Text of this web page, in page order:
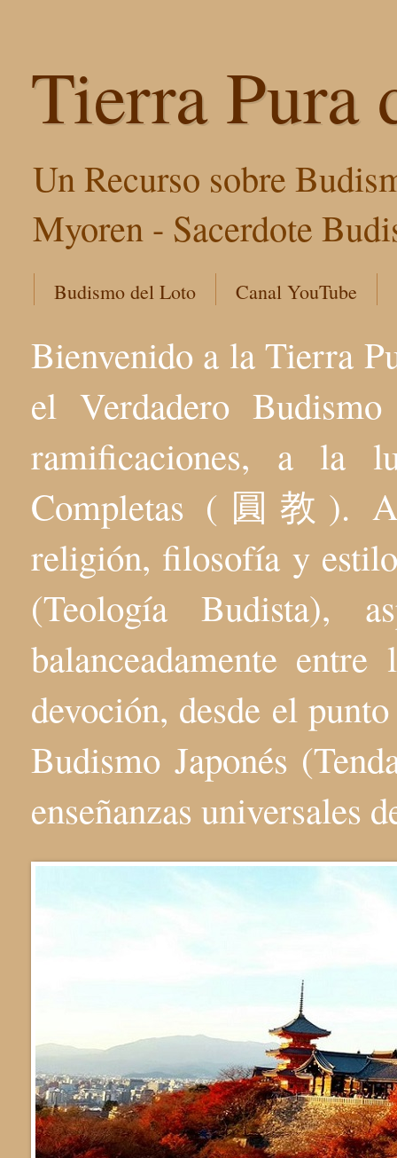
Tierra Pura
Un Recurso sobre
Myoren - Sacerdote
Budismo del Loto Canal YouTube
Bienvenido a la Tierra
el Verdadero
ramificaciones, a la
Completas (圓教).
religión, filosofía y
(Teología Budista),
balanceadamente
devoción, desde el
Budismo Japonés
enseñanzas universales